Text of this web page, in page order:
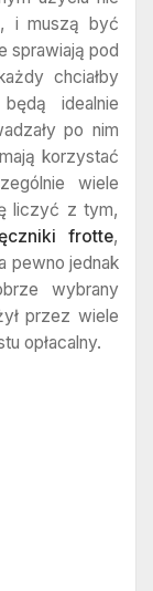
i muszą być
sprawiają pod
chciałby
idealnie
po nim
korzystać
wiele
liczyć z tym,
frotte,
pewno jednak
wybrany
przez wiele
opłacalny.